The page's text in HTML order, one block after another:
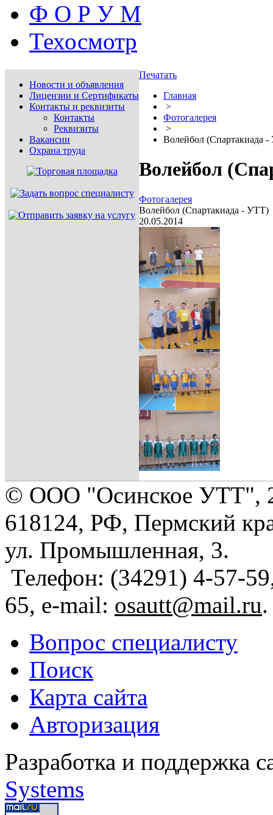
Ф О Р У М
Техосмотр
Новости и объявления
Лицензии и Сертификаты
Контакты и реквизиты
Контакты
Реквизиты
Вакансии
Охрана труда
Печатать
Главная
>
Фотогалерея
>
Волейбол (Спартакиада
Волейбол
Фотогалерея
Волейбол (Спартакиада - УТТ)
20.05.2014
© ООО "Осинское УТТ",
618124, РФ, Пермский
ул. Промышленная, 3.
Телефон: (34291) 4-57-
65, e-mail: osautt@mail.ru.
Вопрос специалисту
Поиск
Карта сайта
Авторизация
Разработка и поддержка
Systems